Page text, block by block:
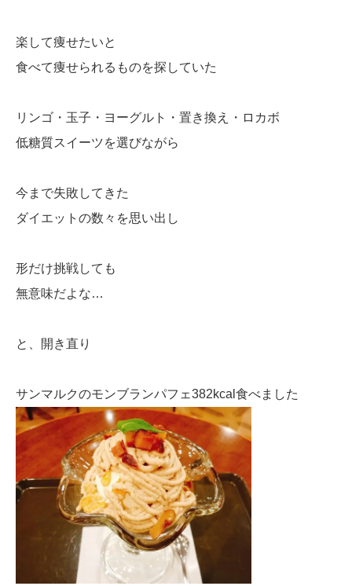
楽して痩せたいと
食べて痩せられるものを探していた
リンゴ・玉子・ヨーグルト・置き換え・ロカボ
低糖質スイーツを選びながら
今まで失敗してきた
ダイエットの数々を思い出し
形だけ挑戦しても
無意味だよな…
と、開き直り
サンマルクのモンブランパフェ382kcal食べました